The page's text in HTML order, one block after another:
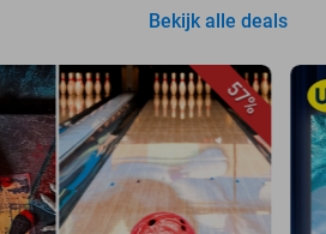
Bekijk alle deals
57%